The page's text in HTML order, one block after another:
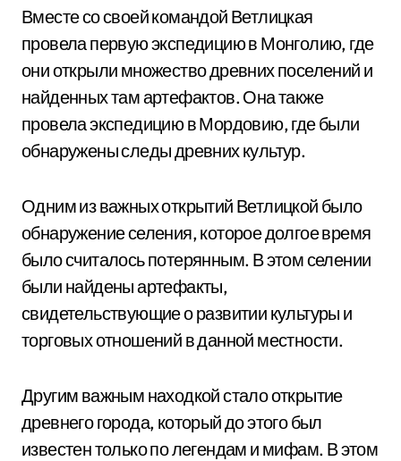
Вместе со своей командой Ветлицкая
провела первую экспедицию в Монголию, где
они открыли множество древних поселений и
найденных там артефактов. Она также
провела экспедицию в Мордовию, где были
обнаружены следы древних культур.
Одним из важных открытий Ветлицкой было
обнаружение селения, которое долгое время
было считалось потерянным. В этом селении
были найдены артефакты,
свидетельствующие о развитии культуры и
торговых отношений в данной местности.
Другим важным находкой стало открытие
древнего города, который до этого был
известен только по легендам и мифам. В этом